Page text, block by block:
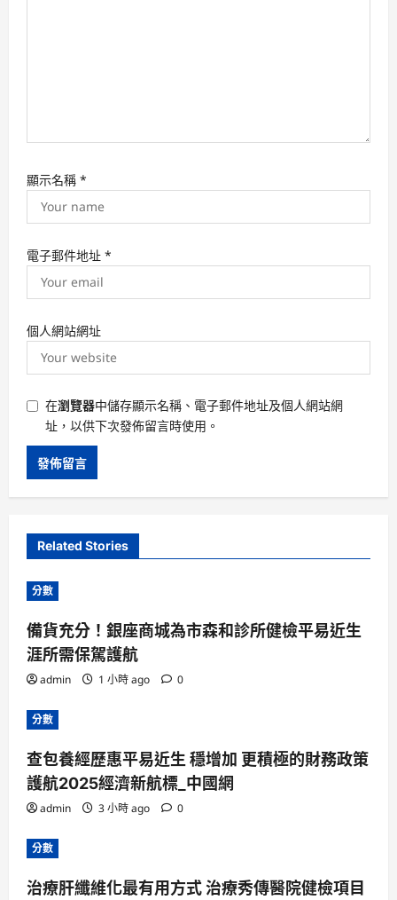
顯示名稱 *
電子郵件地址 *
個人網站網址
在瀏覽器中儲存顯示名稱、電子郵件地址及個人網站網
址，以供下次發佈留言時使用。
Related Stories
分數
備貨充分！銀座商城為市森和診所健檢平易近生
涯所需保駕護航
admin 1 小時 ago 0
分數
查包養經歷惠平易近生 穩增加 更積極的財務政策
護航2025經濟新航標_中國網
admin 3 小時 ago 0
分數
治療肝纖維化最有用方式 治療秀傳醫院健檢項目